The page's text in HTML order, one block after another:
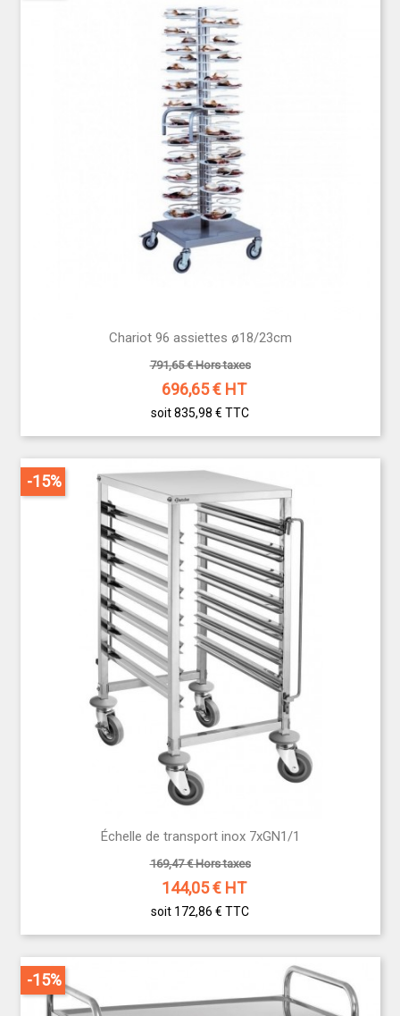
Chariot 96 assiettes ø18/23cm
791,65 € Hors taxes
696,65€ HT
soit 835,98 € TTC
Échelle de transport inox 7xGN1/1
169,47 € Hors taxes
144,05€ HT
soit 172,86 € TTC
-15%
-15%